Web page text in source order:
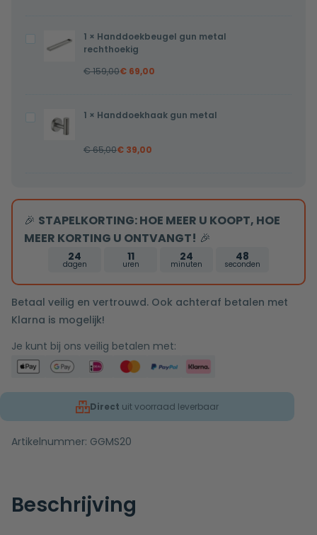
design
zeepdispenser
Handdoekbeugel
1 × Handdoekbeugel gun metal
rechthoekig
€159,00€ 69,00
Handdoekhaak
gun
1 × Handdoekhaak gun metal
€65,00€ 39,00
🎉 STAPELKORTING: HOE MEER U KOOPT, HOE
MEER KORTING U ONTVANGT! 🎉
24
dagen
11
uren
24
minuten
47
seconden
Betaal veilig en vertrouwd. Ook achteraf betalen met
Klarna is mogelijk!
Je kunt bij ons veilig betalen met:
Direct uit voorraad leverbaar
Artikelnummer: GGMS20
Beschrijving